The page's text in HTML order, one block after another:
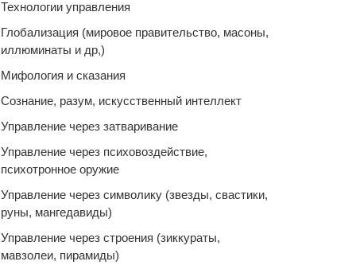
Технологии управления
Глобализация (мировое правительство, масоны,
иллюминаты и др,)
Мифология и сказания
Сознание, разум, искусственный интеллект
Управление через затваривание
Управление через психовоздействие,
психотронное оружие
Управление через символику (звезды, свастики,
руны, мангедавиды)
Управление через строения (зиккураты,
мавзолеи, пирамиды)